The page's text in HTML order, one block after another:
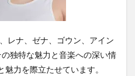
レナ、ゼナ、ゴウン、アイン
独特な魅力と音楽への深い情
力を際立たせています。